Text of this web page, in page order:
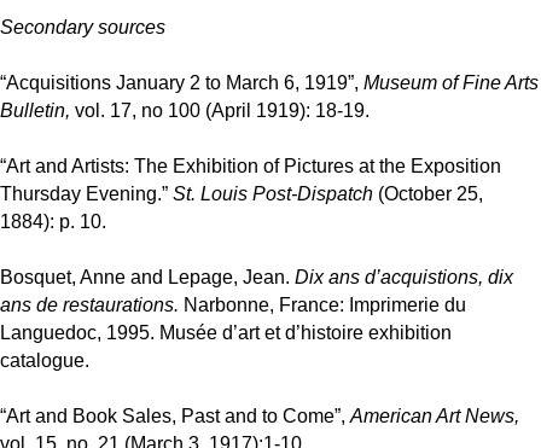
Secondary sources
“Acquisitions January 2 to March 6, 1919”, Museum of Fine Arts
Bulletin, vol. 17, no 100 (April 1919): 18-19.
“Art and Artists: The Exhibition of Pictures at the Exposition
Thursday Evening.” St. Louis Post-Dispatch (October 25,
1884): p. 10.
Bosquet, Anne and Lepage, Jean. Dix ans d’acquistions, dix
ans de restaurations. Narbonne, France: Imprimerie du
Languedoc, 1995. Musée d’art et d’histoire exhibition
catalogue.
“Art and Book Sales, Past and to Come”, American Art News,
vol. 15, no. 21 (March 3, 1917):1-10.